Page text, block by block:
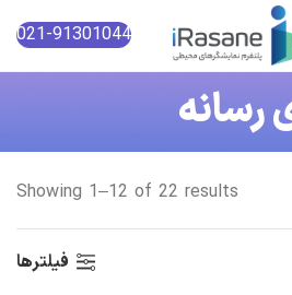
021-91301044
رسانه
Showing 1–12 of 22 results
فیلترها